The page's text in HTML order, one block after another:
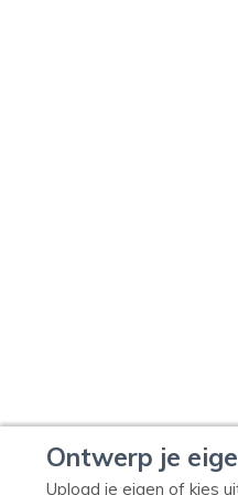
Ontwerp je
Upload je eigen of kies